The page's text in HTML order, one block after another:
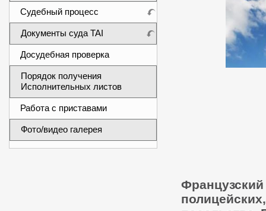
Судебный процесс
Документы суда TAI
Досудебная проверка
Порядок получения
Исполнительных листов
Работа с приставами
Фото/видео галерея